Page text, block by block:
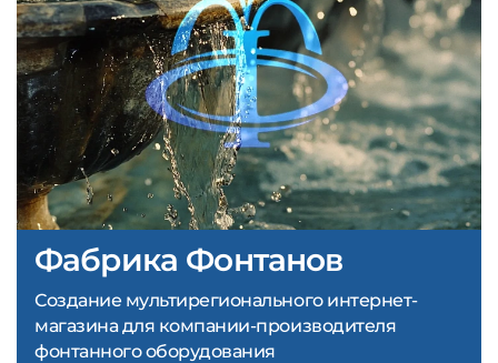
Фабрика Фонтанов
Создание мультирегионального интернет-
магазина для компании-производителя
фонтанного оборудования